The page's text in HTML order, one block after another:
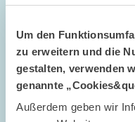
Um den
zu erweitern und die
gestalten, verwenden
genannte
Außerdem geben wir
ARBEITSMÄRKTE